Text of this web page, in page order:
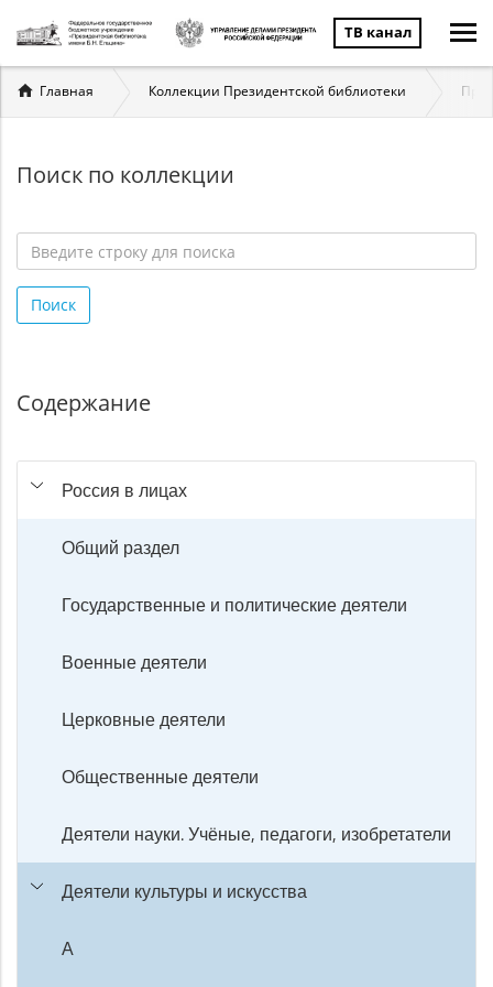
ТВ канал
Вы
здесь
Главная Коллекции Президентской библиотеки
Поиск по коллекции
строку
для
Поиск
Содержание
Россия в лицах
Общий раздел
Государственные и политические деятели
Военные деятели
Церковные деятели
Общественные деятели
Деятели науки. Учёные, педагоги, изобретатели
Деятели культуры и искусства
А